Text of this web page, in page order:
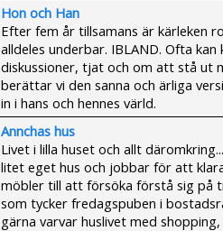
Hon och Han
Efter fem år tillsamans är kärleken
alldeles underbar. IBLAND. Ofta
diskussioner, tjat och om att stå ut
berättar vi den sanna och ärliga
in i hans och hennes värld.
Annchas hus
Livet i lilla huset och allt
litet eget hus och jobbar för att
möbler till att försöka förstå sig på
som tycker fredagspuben i
gärna varvar huslivet med